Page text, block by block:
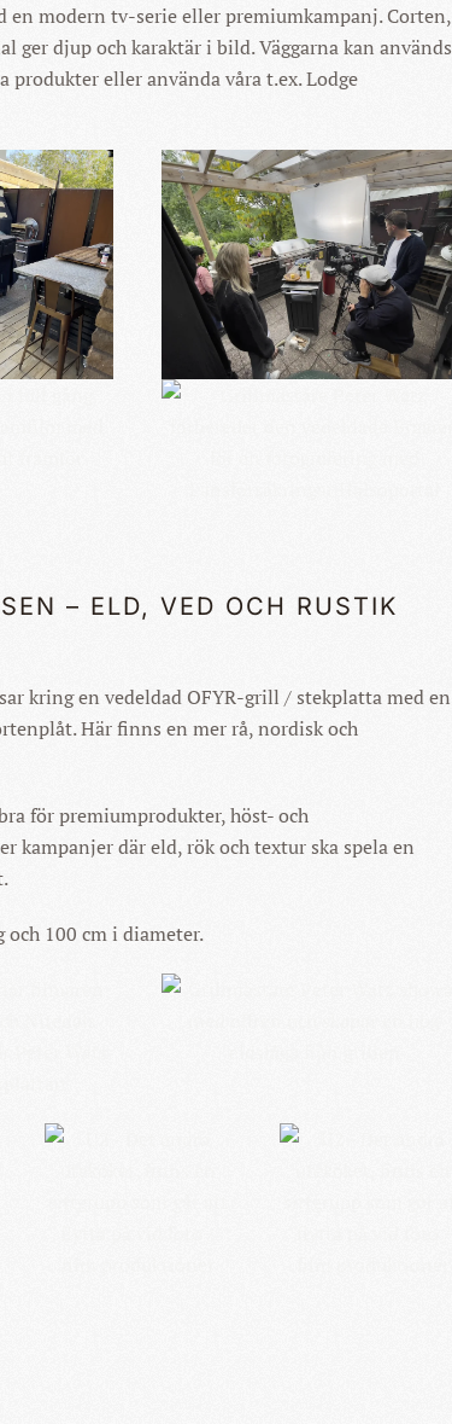
modern tv-serie eller premiumkampanj. Corten,
ger djup och karaktär i bild. Väggarna kan används
produkter eller använda våra t.ex. Lodge
KLICKA FÖR
STÖRRE BILD
– ELD, VED OCH RUSTIK
kring en vedeldad OFYR-grill / stekplatta med en
Här finns en mer rå, nordisk och
för premiumprodukter, höst- och
kampanjer där eld, rök och textur ska spela en
och 100 cm i diameter.